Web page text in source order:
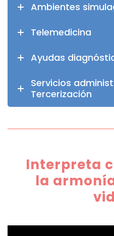
Ambientes
Telemedicina
Ayudas
Servicios
Tercerización
Interpreta
la